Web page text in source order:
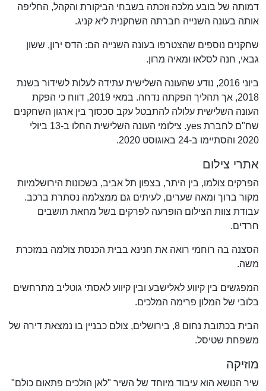
דמותה של בובע מלכה וזכתה בשבחי הביקורת והקהל, החליפה
אותה בעונה השנייה חברתה השחקנית ליא קניג.
שחקנים נוספים שהצטרפו בעונה השנייה הם: הדס ירון, ששון
גבאי, חנה לסלאו ומאיה מרון.
ביוני 2016, נודע שהעונה השלישית עתידה לעלות לשידור בשנת
2018, אך תהליך הפקתה נדחה. במאי 2019, דווח כי הפקת
העונה השלישית עלולה להתבטל עקב סכסוך בין ארגון השחקנים
שח"ם לחברת yes. צילומי העונה השלישית החלו ב-13 ביולי
2020 והסתיימו ב-24 באוגוסט 2020.
אתרי צילום
הפרקים צולמו, בין היתר, בצפון תל אביב, בשכונות הירושלמיות
מקור ברוך ומאה שערים, לעיתים גם ממצלמה נסתרת ברכב.
עבודת צוות הצילום הופרעה לפרקים בשל מחאת תושבים
חרדים.
הסצנה בה רוחמי רואה את חנינא בבית הכנסת צולמה במזכרת
משה.
המפגשים בין קיווע לאלישבע ובין קיווע לאסתי גוטליב מתרחשים
בלובי של המלון פרימה המלכים.
הבית בכתובת נחום 8, בירושלים, צולם כבניין בו נמצאת דירה של
משפחת שטיסל.
מוזיקה
שיר הנושא הוא עיבוד מיוחד של השיר "לאן הולכים פתאום כולם"